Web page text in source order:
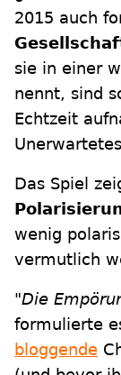
2015 auch
sie in einer
nennt, sind
Echtzeit
Das Spiel
wenig
vermutlich
"Die
formulierte
bloggende